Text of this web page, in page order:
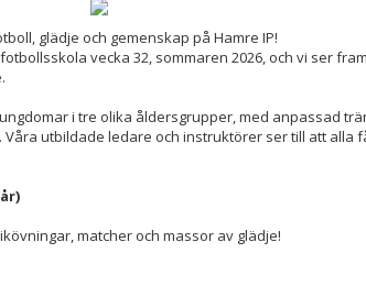
glädje och gemenskap på Hamre IP!
vecka 32, sommaren 2026, och vi ser
i tre olika åldersgrupper, med anpassad
utbildade ledare och instruktörer ser till att alla
matcher och massor av glädje!